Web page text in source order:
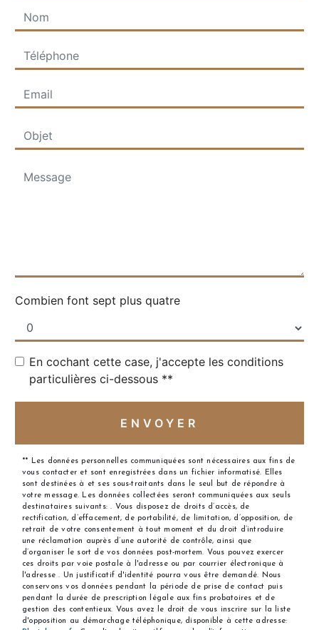
Combien font sept plus quatre
En cochant cette case, j'accepte les conditions
particulières ci-dessous **
ENVOYER
** Les données personnelles communiquées sont nécessaires aux fins de
vous contacter et sont enregistrées dans un fichier informatisé. Elles
sont destinées à et ses sous-traitants dans le seul but de répondre à
votre message. Les données collectées seront communiquées aux seuls
destinataires suivants: . Vous disposez de droits d’accès, de
rectification, d’effacement, de portabilité, de limitation, d’opposition, de
retrait de votre consentement à tout moment et du droit d’introduire
une réclamation auprès d’une autorité de contrôle, ainsi que
d’organiser le sort de vos données post-mortem. Vous pouvez exercer
ces droits par voie postale à l'adresse ou par courrier électronique à
l'adresse . Un justificatif d'identité pourra vous être demandé. Nous
conservons vos données pendant la période de prise de contact puis
pendant la durée de prescription légale aux fins probatoires et de
gestion des contentieux. Vous avez le droit de vous inscrire sur la liste
d'opposition au démarchage téléphonique, disponible à cette adresse: